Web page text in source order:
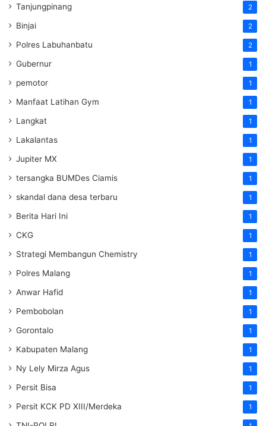
Tanjungpinang 2
Binjai 2
Polres Labuhanbatu 2
Gubernur 1
pemotor 1
Manfaat Latihan Gym 1
Langkat 1
Lakalantas 1
Jupiter MX 1
tersangka BUMDes Ciamis 1
skandal dana desa terbaru 1
Berita Hari Ini 1
CKG 1
Strategi Membangun Chemistry 1
Polres Malang 1
Anwar Hafid 1
Pembobolan 1
Gorontalo 1
Kabupaten Malang 1
Ny Lely Mirza Agus 1
Persit Bisa 1
Persit KCK PD XIII/Merdeka 1